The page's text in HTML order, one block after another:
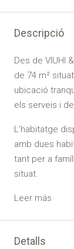
Descripció
Des de VIUHI
de 74 m²
ubicació
els serveis i
L’habitatge
amb dues
tant per a
situat.
Leer más
Detalls